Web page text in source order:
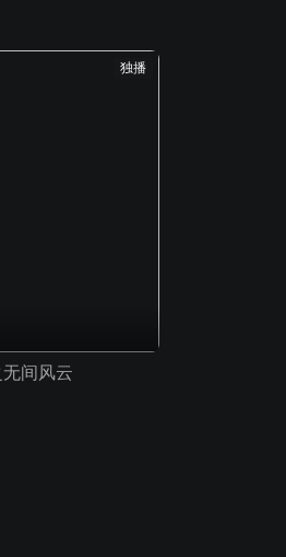
独播
间风云